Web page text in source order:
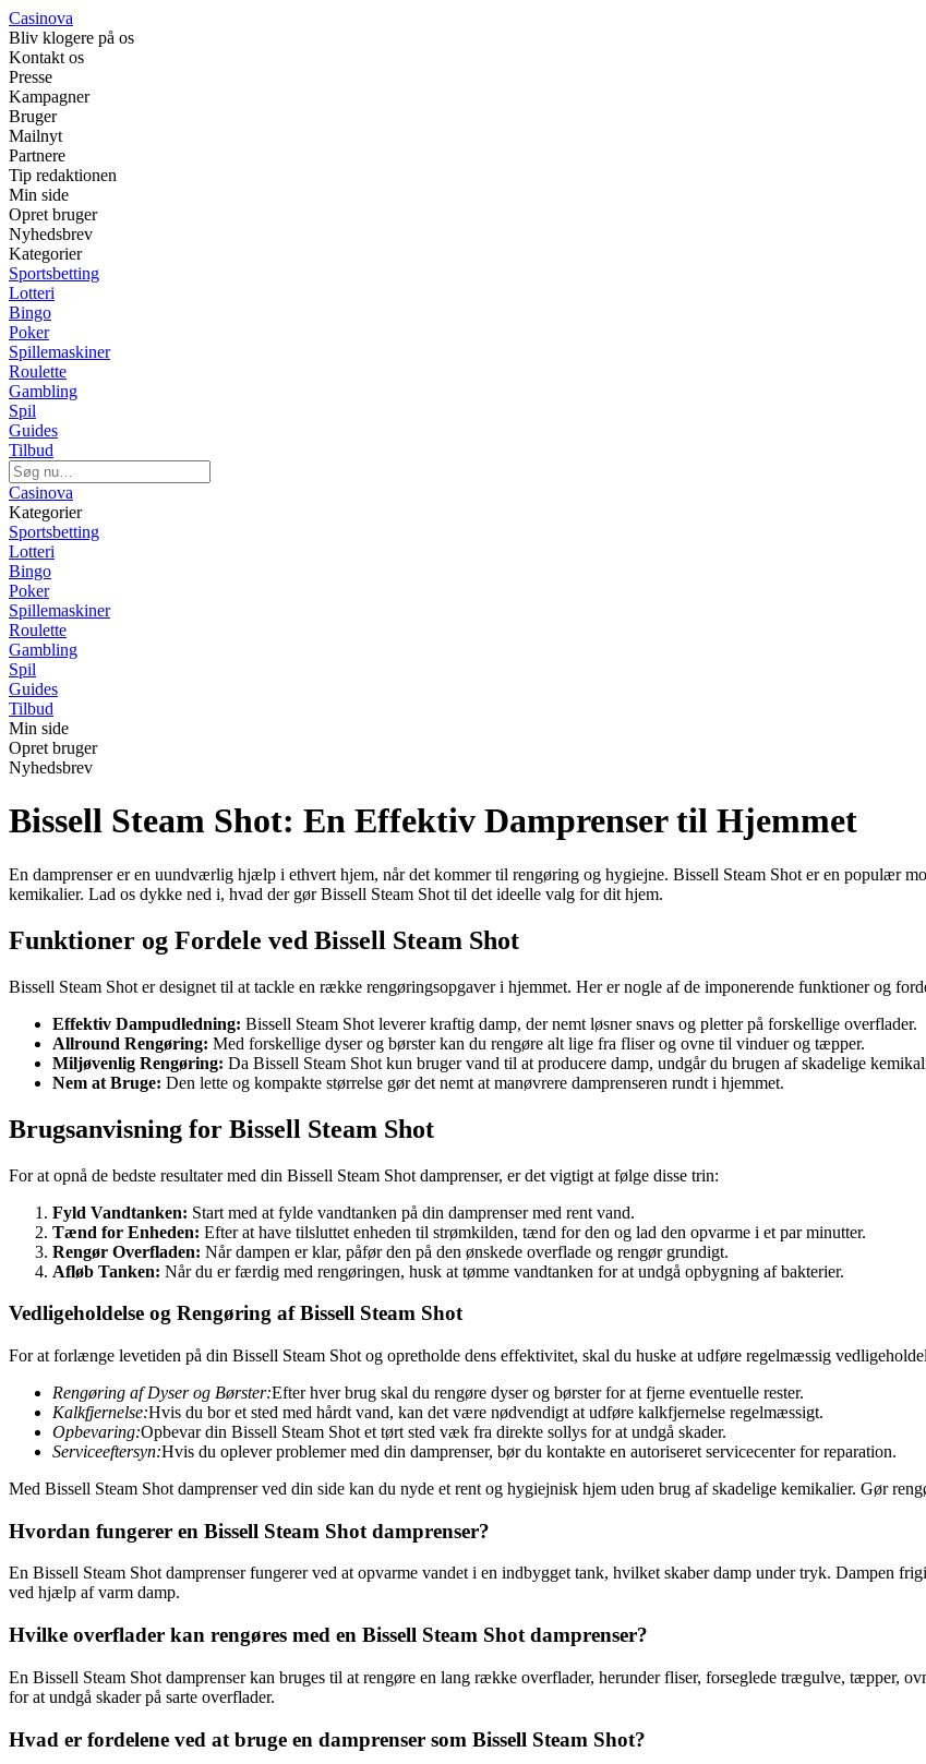
Casinova
Bliv klogere på os
Kontakt os
Presse
Kampagner
Bruger
Mailnyt
Partnere
Tip redaktionen
Min side
Opret bruger
Nyhedsbrev
Kategorier
Sportsbetting
Lotteri
Bingo
Poker
Spillemaskiner
Roulette
Gambling
Spil
Guides
Tilbud
Casinova
Kategorier
Sportsbetting
Lotteri
Bingo
Poker
Spillemaskiner
Roulette
Gambling
Spil
Guides
Tilbud
Min side
Opret bruger
Nyhedsbrev
Bissell Steam Shot: En Effektiv Damprenser til Hjemmet
En damprenser er en uundværlig hjælp i ethvert hjem, når det kommer til rengøring og hygiejne. Bissell Steam Shot er en populær
kemikalier. Lad os dykke ned i, hvad der gør Bissell Steam Shot til det ideelle valg for dit hjem.
Funktioner og Fordele ved Bissell Steam Shot
Bissell Steam Shot er designet til at tackle en række rengøringsopgaver i hjemmet. Her er nogle af de imponerende funktioner og
Effektiv Dampudledning: Bissell Steam Shot leverer kraftig damp, der nemt løsner snavs og pletter på forskellige overflader.
Allround Rengøring: Med forskellige dyser og børster kan du rengøre alt lige fra fliser og ovne til vinduer og tæpper.
Miljøvenlig Rengøring: Da Bissell Steam Shot kun bruger vand til at producere damp, undgår du brugen af skadelige
Nem at Bruge: Den lette og kompakte størrelse gør det nemt at manøvrere damprenseren rundt i hjemmet.
Brugsanvisning for Bissell Steam Shot
For at opnå de bedste resultater med din Bissell Steam Shot damprenser, er det vigtigt at følge disse trin:
Fyld Vandtanken: Start med at fylde vandtanken på din damprenser med rent vand.
Tænd for Enheden: Efter at have tilsluttet enheden til strømkilden, tænd for den og lad den opvarme i et par minutter.
Rengør Overfladen: Når dampen er klar, påfør den på den ønskede overflade og rengør grundigt.
Afløb Tanken: Når du er færdig med rengøringen, husk at tømme vandtanken for at undgå opbygning af bakterier.
Vedligeholdelse og Rengøring af Bissell Steam Shot
For at forlænge levetiden på din Bissell Steam Shot og opretholde dens effektivitet, skal du huske at udføre regelmæssig
Rengøring af Dyser og Børster:Efter hver brug skal du rengøre dyser og børster for at fjerne eventuelle rester.
Kalkfjernelse:Hvis du bor et sted med hårdt vand, kan det være nødvendigt at udføre kalkfjernelse regelmæssigt.
Opbevaring:Opbevar din Bissell Steam Shot et tørt sted væk fra direkte sollys for at undgå skader.
Serviceeftersyn:Hvis du oplever problemer med din damprenser, bør du kontakte en autoriseret servicecenter for reparation.
Med Bissell Steam Shot damprenser ved din side kan du nyde et rent og hygiejnisk hjem uden brug af skadelige kemikalier. Gør
Hvordan fungerer en Bissell Steam Shot damprenser?
En Bissell Steam Shot damprenser fungerer ved at opvarme vandet i en indbygget tank, hvilket skaber damp under tryk. Dampen
ved hjælp af varm damp.
Hvilke overflader kan rengøres med en Bissell Steam Shot damprenser?
En Bissell Steam Shot damprenser kan bruges til at rengøre en lang række overflader, herunder fliser, forseglede trægulve, tæpper,
for at undgå skader på sarte overflader.
Hvad er fordelene ved at bruge en damprenser som Bissell Steam Shot?